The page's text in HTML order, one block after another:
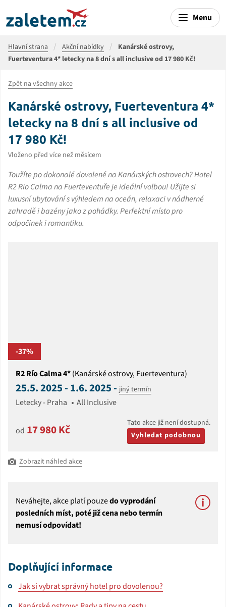
Menu
Hlavní strana Akční nabídky
Kanárské ostrovy,
Fuerteventura 4* letecky na 8 dní s all inclusive od 17 980 Kč!
Zpět na všechny akce
Kanárské ostrovy, Fuerteventura 4*
letecky na 8 dní s all inclusive od
17 980 Kč!
Vloženo před více než měsícem
Toužíte po dokonalé dovolené na Kanárských ostrovech? Hotel
R2 Rio Calma na Fuerteventuře je ideální volbou! Užijte si
luxusní ubytování s výhledem na oceán, relaxaci v nádherné
zahradě i bazény jako z pohádky. Perfektní místo pro
odpočinek i romantiku.
-37%
R2 Río Calma 4*(Kanárské ostrovy, Fuerteventura)
25.5. 2025 - 1.6. 2025 - jiný termín
Letecky - Praha All Inclusive
od 17 980 Kč
Tato akce již není dostupná.
Vyhledat podobnou
Zobrazit náhled akce
Neváhejte, akce platí pouzedo vyprodání
posledních míst, poté již cena nebo termín
nemusí odpovídat!
Doplňující informace
Jak si vybrat správný hotel pro dovolenou?